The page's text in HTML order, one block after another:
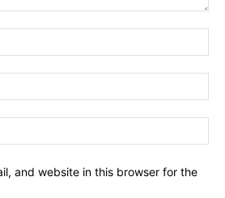
and website in this browser for the